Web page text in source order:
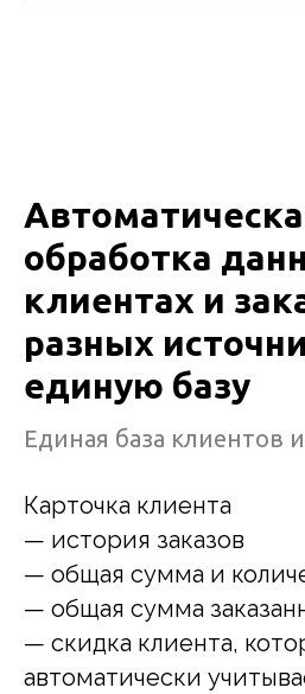
обработка
клиентах и
разных
единую базу
Единая база клиентов
Карточка клиента
— история заказов
— общая сумма и
— общая сумма
— скидка клиента,
автоматически